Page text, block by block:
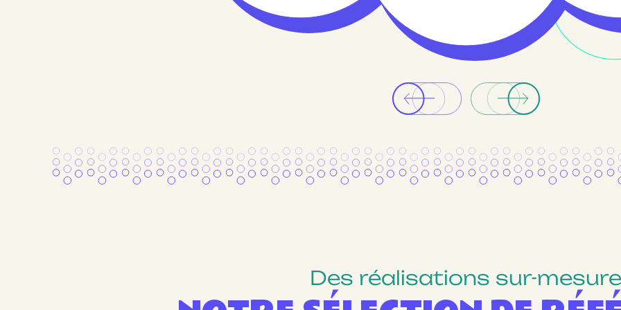
Des réalisations sur-mesure